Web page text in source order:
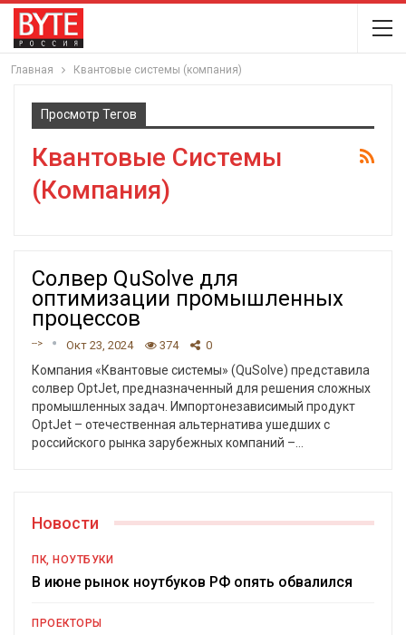
Главная Квантовые системы (компания)
Просмотр Тегов
Квантовые Системы
(компания)
Солвер QuSolve для
оптимизации промышленных
процессов
--> Окт 23, 2024 374 0
Компания «Квантовые системы» (QuSolve) представила
солвер OptJet, предназначенный для решения сложных
промышленных задач. Импортонезависимый продукт
OptJet – отечественная альтернатива ушедших с
российского рынка зарубежных компаний –
Новости
ПК, НОУТБУКИ
В июне рынок ноутбуков РФ опять обвалился
ПРОЕКТОРЫ